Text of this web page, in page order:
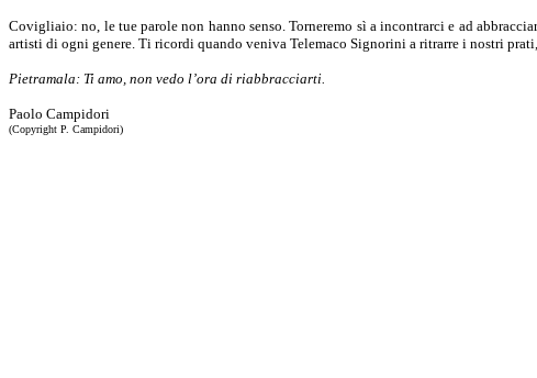
Covigliaio: no, le tue parole non hanno senso. Torneremo sì a incontrarci e ad
artisti di ogni genere. Ti ricordi quando veniva Telemaco Signorini a ritrarre i nostri
Pietramala: Ti amo, non vedo l’ora di riabbracciarti.
Paolo Campidori
(Copyright P. Campidori)